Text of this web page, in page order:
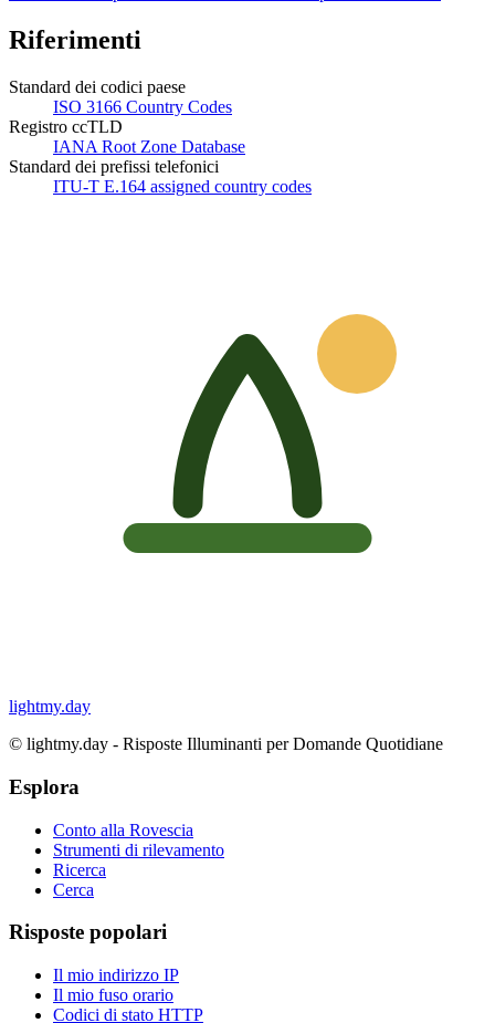
Riferimenti
Standard dei codici paese
ISO 3166 Country Codes
Registro ccTLD
IANA Root Zone Database
Standard dei prefissi telefonici
ITU-T E.164 assigned country codes
lightmy.day
© lightmy.day - Risposte Illuminanti per Domande Quotidiane
Esplora
Conto alla Rovescia
Strumenti di rilevamento
Ricerca
Cerca
Risposte popolari
Il mio indirizzo IP
Il mio fuso orario
Codici di stato HTTP